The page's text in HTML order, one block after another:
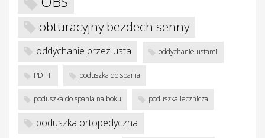
obturacyjny bezdech senny
oddychanie przez usta oddychanie ustami
PDIFF poduszka do spania
poduszka do spania na boku poduszka lecznicza
poduszka ortopedyczna